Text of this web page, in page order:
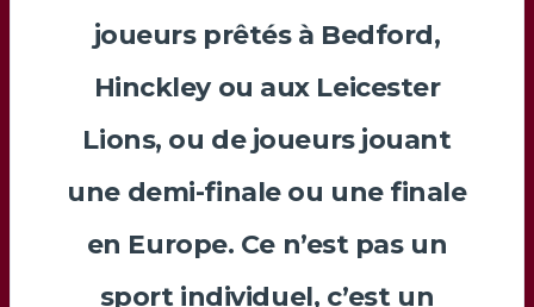
joueurs prêtés à Bedford,
Hinckley ou aux Leicester
Lions, ou de joueurs jouant
une demi-finale ou une finale
en Europe. Ce n’est pas un
sport individuel, c’est un